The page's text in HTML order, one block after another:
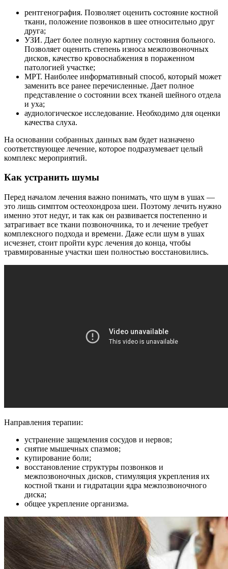
рентгенография. Позволяет оценить состояние костной
ткани, положение позвонков в шее относительно друг
друга;
УЗИ. Дает более полную картину состояния больного.
Позволяет оценить степень износа межпозвоночных
дисков, качество кровоснабжения в пораженном
патологией участке;
МРТ. Наиболее информативный способ, который может
заменить все ранее перечисленные. Дает полное
представление о состоянии всех тканей шейного отдела
и уха;
аудиологическое исследование. Необходимо для оценки
качества слуха.
На основании собранных данных вам будет назначено
соответствующее лечение, которое подразумевает целый
комплекс мероприятий.
Как устранить шумы
Перед началом лечения важно понимать, что шум в ушах —
это лишь симптом остеохондроза шеи. Поэтому лечить нужно
именно этот недуг, и так как он развивается постепенно и
затрагивает все ткани позвоночника, то и лечение требует
комплексного подхода и времени. Даже если шум в ушах
исчезнет, стоит пройти курс лечения до конца, чтобы
травмированные участки шеи полностью восстановились.
Направления терапии:
устранение защемления сосудов и нервов;
снятие мышечных спазмов;
купирование боли;
восстановление структуры позвонков и
межпозвоночных дисков, стимуляция укрепления их
костной ткани и гидратации ядра межпозвоночного
диска;
общее укрепление организма.